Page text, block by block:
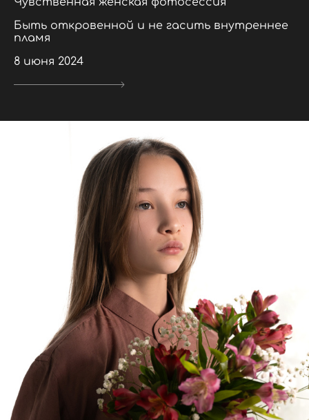
Быть откровенной и не гасить внутреннее
пламя
8 июня 2024